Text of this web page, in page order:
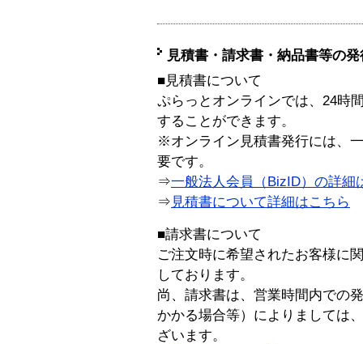
見積書・請求書・納品書等の
■見積書について
ぷらっとオンラインでは、24時
することができます。
※オンライン見積書発行には、
要です。
⇒一般法人会員（BizID）の詳細
⇒ 見積書について詳細はこちら
■請求書について
ご注文時に希望されたお客様に
しております。
尚、請求書は、営業時間内での
かかる場合等）によりましては
ざいます。